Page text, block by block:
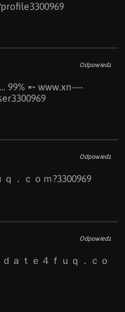
Odpowiedz
︀➵ www.x︀n︀-︀-︀-︀-︀
Odpowiedz
．ｃｏｍ?3300969
Odpowiedz
ａｔｅ４ｆｕｑ．ｃｏ